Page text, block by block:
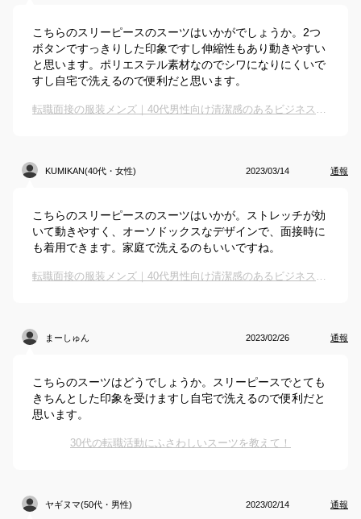
こちらのスリーピースのスーツはいかがでしょうか。2つ
ボタンですっきりした印象ですし伸縮性もあり動きやすい
と思います。ポリエステル素材なのでシワになりにくいで
すし自宅で洗えるので便利だと思います。
転職面接の服装メンズ｜40代男性向け清潔感のあるビジネススーツでおすすめは？
KUMIKAN(40代・女性) 2023/03/14 通報
こちらのスリーピースのスーツはいかが。ストレッチが効
いて動きやすく、オーソドックスなデザインで、面接時に
も着用できます。家庭で洗えるのもいいですね。
転職面接の服装メンズ｜40代男性向け清潔感のあるビジネススーツでおすすめは？
まーしゅん 2023/02/26 通報
こちらのスーツはどうでしょうか。スリーピースでとても
きちんとした印象を受けますし自宅で洗えるので便利だと
思います。
30代の転職活動にふさわしいスーツを教えて！
ヤギヌマ(50代・男性) 2023/02/14 通報